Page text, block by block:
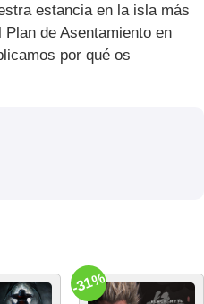
estancia en la isla más
de Asentamiento en
por qué os
-31%